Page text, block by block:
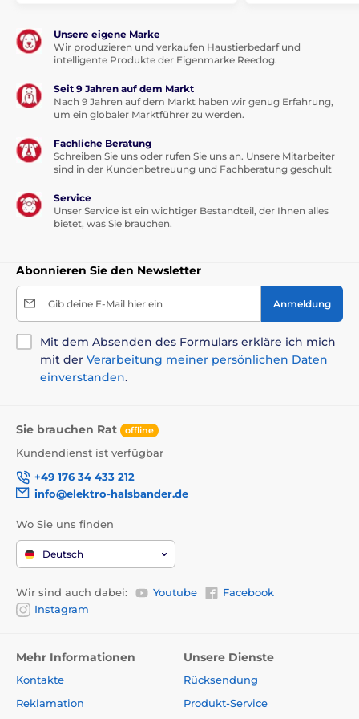
Unsere eigene Marke
Wir produzieren und verkaufen Haustierbedarf und
intelligente Produkte der Eigenmarke Reedog.
Seit 9 Jahren auf dem Markt
Nach 9 Jahren auf dem Markt haben wir genug Erfahrung,
um ein globaler Marktführer zu werden.
Fachliche Beratung
Schreiben Sie uns oder rufen Sie uns an. Unsere Mitarbeiter
sind in der Kundenbetreuung und Fachberatung geschult
Service
Unser Service ist ein wichtiger Bestandteil, der Ihnen alles
bietet, was Sie brauchen.
Abonnieren Sie den Newsletter
Gib deine E-Mail hier ein Anmeldung
Mit dem Absenden des Formulars erkläre ich mich
mit der Verarbeitung meiner persönlichen Daten
einverstanden.
Sie brauchen Rat offline
Kundendienst ist verfügbar
+49 176 34 433 212
info@elektro-halsbander.de
Wo Sie uns finden
Deutsch
Wir sind auch dabei: Youtube
Facebook
Instagram
Mehr Informationen
Kontakte
Reklamation
Unsere Dienste
Rücksendung
Produkt-Service